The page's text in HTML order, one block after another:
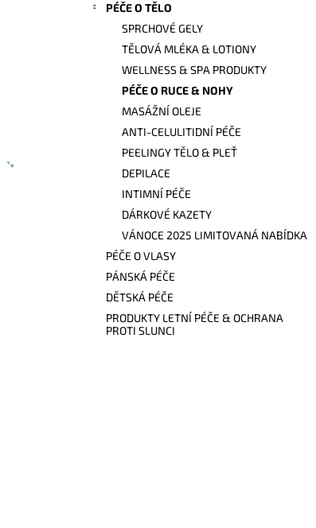
PÉČE O TĚLO
SPRCHOVÉ GELY
TĚLOVÁ MLÉKA & LOTIONY
WELLNESS & SPA PRODUKTY
PÉČE O RUCE & NOHY
MASÁŽNÍ OLEJE
ANTI-CELULITIDNÍ PÉČE
PEELINGY TĚLO & PLEŤ
DEPILACE
INTIMNÍ PÉČE
DÁRKOVÉ KAZETY
VÁNOCE 2025 LIMITOVANÁ NABÍDKA
PÉČE O VLASY
PÁNSKÁ PÉČE
DĚTSKÁ PÉČE
PRODUKTY LETNÍ PÉČE & OCHRANA
PROTI SLUNCI